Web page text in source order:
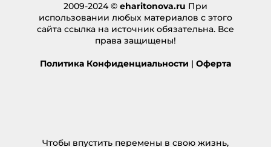
2009-2024 © eharitonova.ru При
использовании любых материалов с этого
сайта ссылка на источник обязательна. Все
права защищены!
Политика Конфиденциальности | Оферта
Чтобы впустить перемены в свою жизнь,